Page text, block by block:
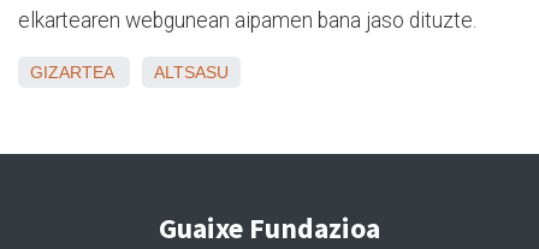
elkartearen webgunean aipamen bana jaso dituzte.
GIZARTEA ALTSASU
Guaixe Fundazioa